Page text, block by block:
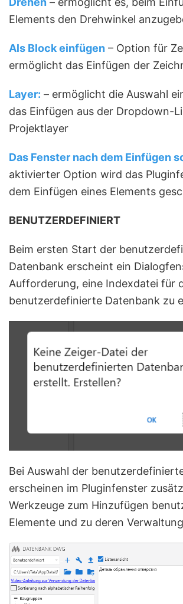
Elements den Drehwinkel
Als Block einfügen – Option für
ermöglicht das Einfügen der
Layer: – ermöglicht die Auswahl
das Einfügen aus der Dropdown-
Projektlayer
Das Fenster nach dem Einfügen
aktivierter Option wird das
dem Einfügen eines Elements
BENUTZERDEFINIERT
Beim ersten Start der
Datenbank erscheint ein
Aufforderung, eine Indexdatei für
benutzerdefinierte Datenbank zu
Bei Auswahl der
erscheinen im Pluginfenster
Werkzeuge zum Hinzufügen
Elemente und zu deren